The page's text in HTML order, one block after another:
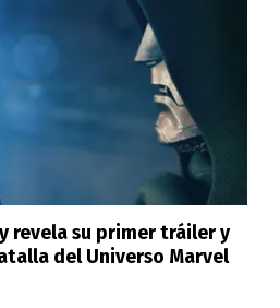
revela su primer tráiler y
del Universo Marvel